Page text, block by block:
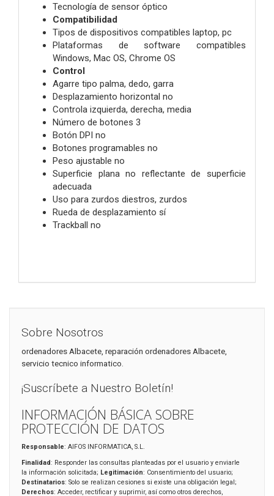
Tecnología de sensor óptico
Compatibilidad
Tipos de dispositivos compatibles laptop, pc
Plataformas de software compatibles
Windows, Mac OS, Chrome OS
Control
Agarre tipo palma, dedo, garra
Desplazamiento horizontal no
Controla izquierda, derecha, media
Número de botones 3
Botón DPI no
Botones programables no
Peso ajustable no
Superficie plana no reflectante de superficie
adecuada
Uso para zurdos diestros, zurdos
Rueda de desplazamiento sí
Trackball no
Sobre Nosotros
ordenadores Albacete, reparación ordenadores Albacete,
servicio tecnico informatico.
¡Suscríbete a Nuestro Boletín!
INFORMACIÓN BÁSICA SOBRE
PROTECCIÓN DE DATOS
Responsable: AIFOS INFORMATICA, S.L.
Finalidad: Responder las consultas planteadas por el usuario y enviarle
la información solicitada; Legitimación: Consentimiento del usuario;
Destinatarios: Solo se realizan cesiones si existe una obligación legal;
Derechos: Acceder, rectificar y suprimir, así como otros derechos,